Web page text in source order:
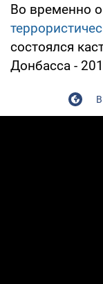
Во временно
состоялся
Донбасса -